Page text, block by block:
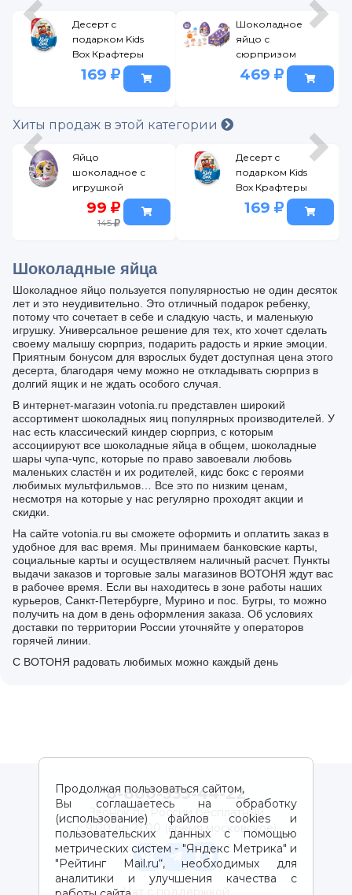
Десерт с
подарком Kids
Box Крафтеры
Юни, Тумка,
Владус и Леня,
169
Шоколадное
яйцо с
сюрпризом
Шоки-Токи
XXL Буба 70 г
469
Хиты продаж в этой категории
Яйцо
шоколадное с
игрушкой
Конфитрейд
Буба Шоки-
99
145
Десерт с
подарком Kids
Box Крафтеры
Юни, Тумка,
Владус и Леня,
169
Шоколадные яйца
Шоколадное яйцо пользуется популярностью не один десяток
лет и это неудивительно. Это отличный подарок ребенку,
потому что сочетает в себе и сладкую часть, и маленькую
игрушку. Универсальное решение для тех, кто хочет сделать
своему малышу сюрприз, подарить радость и яркие эмоции.
Приятным бонусом для взрослых будет доступная цена этого
десерта, благодаря чему можно не откладывать сюрприз в
долгий ящик и не ждать особого случая.
В интернет-магазин votonia.ru представлен широкий
ассортимент шоколадных яиц популярных производителей. У
нас есть классический киндер сюрприз, с которым
ассоциируют все шоколадные яйца в общем, шоколадные
шары чупа-чупс, которые по право завоевали любовь
маленьких сластён и их родителей, кидс бокс с героями
любимых мультфильмов… Все это по низким ценам,
несмотря на которые у нас регулярно проходят акции и
скидки.
На сайте votonia.ru вы сможете оформить и оплатить заказ в
удобное для вас время. Мы принимаем банковские карты,
социальные карты и осуществляем наличный расчет. Пункты
выдачи заказов и торговые залы магазинов ВОТОНЯ ждут вас
в рабочее время. Если вы находитесь в зоне работы наших
курьеров, Санкт-Петербурге, Мурино и пос. Бугры, то можно
получить на дом в день оформления заказа. Об условиях
доставки по территории России уточняйте у операторов
горячей линии.
С ВОТОНЯ радовать любимых можно каждый день
Продолжая пользоваться сайтом,
Вы соглашаетесь на обработку
(использование) файлов cookies и
пользовательских данных с помощью
метрических систем - "Яндекс Метрика" и
"Рейтинг Mail.ru“, необходимых для
аналитики и улучшения качества с
8-800-333-44-22
Звонок по России бесплатный
с 9:00 до 21:00 (время московское)
Чат с поддержкой